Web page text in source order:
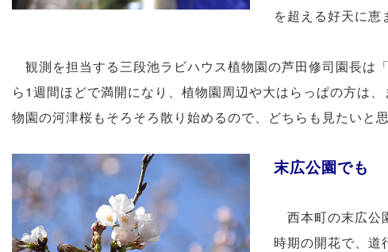
を超える好天に恵
観測を担当する三段池ラビハウス植物園の芦田修司園長は
ら1週間ほどで満開になり、植物園周辺や大はらっぱの方は
物園の河津桜もそろそろ散り始めるので、どちらも見たいと
末広公園でも
西本町の末広公
時期の開花で、道